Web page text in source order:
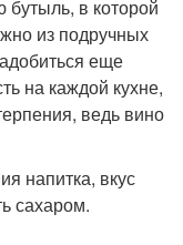
бутыль, в которой
из подручных
еще
на каждой кухне,
ведь вино
напитка, вкус
сахаром.